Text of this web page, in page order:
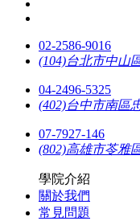
02-2586-9016
(104)台北市中山
04-2496-5325
(402)台中市南區
07-7927-146
(802)高雄市苓雅
學院介紹
關於我們
常見問題